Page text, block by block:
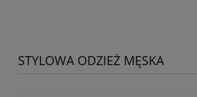
STYLOWA ODZIEŻ MĘSKA